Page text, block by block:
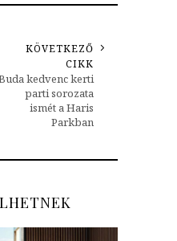
KÖVETKEZŐ
CIKK
kedvenc kerti
parti sorozata
ismét a Haris
Parkban